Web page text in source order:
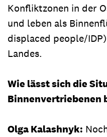
Konfliktzonen in der
und leben als
displaced people/
Landes.
Wie lässt sich die
Binnenvertriebenen
Olga Kalashnyk: